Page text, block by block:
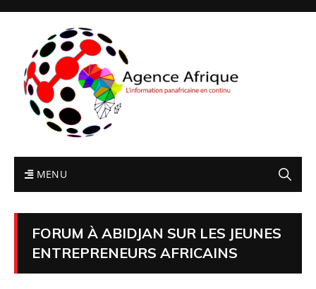
MENU
FORUM À ABIDJAN SUR LES JEUNES
ENTREPRENEURS AFRICAINS